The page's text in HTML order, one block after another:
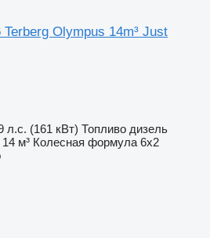
Olympus 14m³ Just
л.с. (161 кВт) Топливо дизель
14 м³ Колесная формула 6x2